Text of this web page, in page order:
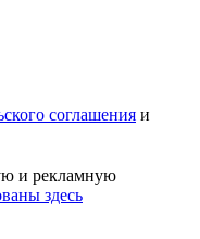
соглашения и
и рекламную
здесь